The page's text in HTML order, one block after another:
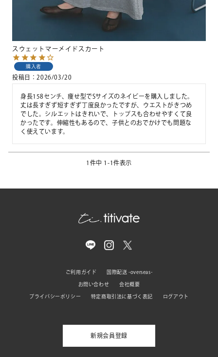
スウェットマーメイドスカート
購入者
投稿日 2026/03/20
身長158センチ、痩せ型でSサイズのネイビーを購入しました。
丈は長すぎず短すぎず丁度良かったですが、ウエストがきつめ
でした。シルエットはきれいで、トップスも合わせやすくて良
かったです。伸縮性もあるので、子供とのおでかけでも問題な
く使えています。
1 件中 1 -1件表示
ご利用ガイド 国際配送 -overseas-
お問い合わせ 会社概要
プライバシーポリシー 特定商取引法に基づく表記 ログアウト
新規会員登録